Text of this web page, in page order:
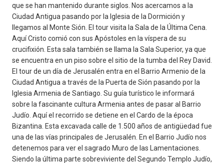
que se han mantenido durante siglos. Nos acercamos a la
Ciudad Antigua pasando por la Iglesia de la Dormición y
llegamos al Monte Sión. El tour visita la Sala de la Última Cena.
Aquí Cristo comió con sus Apóstoles en la víspera de su
crucifixión. Esta sala también se llama la Sala Superior, ya que
se encuentra en un piso sobre el sitio de la tumba del Rey David.
El tour de un día de Jerusalén entra en el Barrio Armenio de la
Ciudad Antigua a través de la Puerta de Sión pasando por la
Iglesia Armenia de Santiago. Su guía turístico le informará
sobre la fascinante cultura Armenia antes de pasar al Barrio
Judío. Aquí el recorrido se detiene en el Cardo de la época
Bizantina. Esta excavada calle de 1.500 años de antigüedad fue
una de las vías principales de Jerusalén. En el Barrio Judío nos
detenemos para ver el sagrado Muro de las Lamentaciones.
Siendo la última parte sobreviviente del Segundo Templo Judío,